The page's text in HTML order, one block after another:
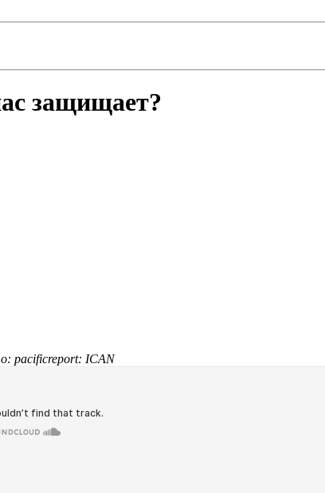
защищает?
pacificreport: ICAN